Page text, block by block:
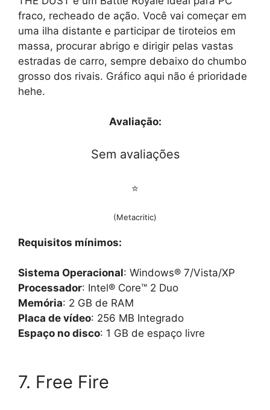
fraco, recheado de ação. Você vai começar em
uma ilha distante e participar de tiroteios em
massa, procurar abrigo e dirigir pelas vastas
estradas de carro, sempre debaixo do chumbo
grosso dos rivais. Gráfico aqui não é prioridade
hehe.
Avaliação:
Sem avaliações
⭐
(Metacritic)
Requisitos mínimos:
Sistema Operacional: Windows® 7/Vista/XP
Processador: Intel® Core™ 2 Duo
Memória: 2 GB de RAM
Placa de vídeo: 256 MB Integrado
Espaço no disco: 1 GB de espaço livre
7. Free Fire